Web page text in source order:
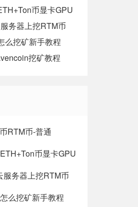
教程
币显卡GPU
务器上挖RTM币
么挖矿新手教程
挖矿教程
RTM币-普通
币显卡GPU
务器上挖RTM币
么挖矿新手教程